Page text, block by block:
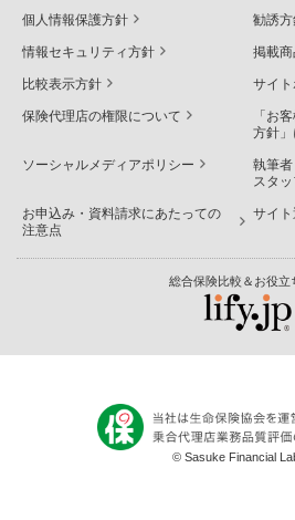
個人情報保護方針 勧誘
情報セキュリティ方針 掲載
比較表示方針 サイ
保険代理店の権限について
「お
方針
ソーシャルメディアポリシー
執筆
スタ
お申込み・資料請求にあたっての
注意点
サイ
総合保険比較＆お役立
© Sasuke Financial